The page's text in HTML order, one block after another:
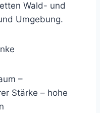
Wald- und
Umgebung.
–
Stärke – hohe